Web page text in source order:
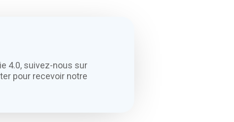
4.0, suivez-nous sur
pour recevoir notre